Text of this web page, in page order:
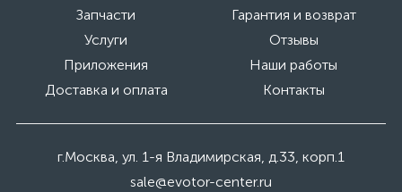
Запчасти
Гарантия и возврат
Услуги
Отзывы
Приложения
Наши работы
Доставка и оплата
Контакты
г.Москва, ул. 1-я Владимирская, д.33, корп.1
sale@evotor-center.ru